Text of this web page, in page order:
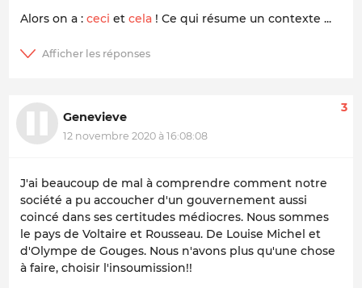
Alors on a : ceci et cela ! Ce qui résume un contexte ...
Genevieve
12 novembre 2020 à 16:08:08
3
J'ai beaucoup de mal à comprendre comment notre
société a pu accoucher d'un gouvernement aussi
coincé dans ses certitudes médiocres. Nous sommes
le pays de Voltaire et Rousseau. De Louise Michel et
d'Olympe de Gouges. Nous n'avons plus qu'une chose
à faire, choisir l'insoumission!!